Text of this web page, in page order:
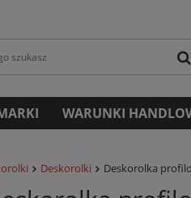
WARUNKI
Deskorolki Deskorolka